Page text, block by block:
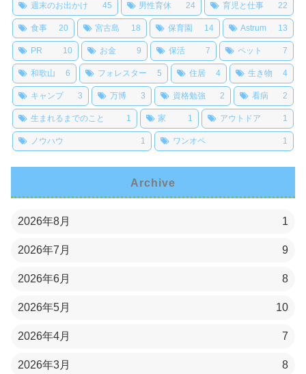
週末のお出かけ 45 男性育休 24 育児と仕事 22
食事 20 宮古島 18 保育園 14 Astrum 13
PR 10 お金 9 保活 7 ペット 7
和歌山 6 フォレスター 5 住居 4 生き物 4
キャンプ 3 万博 3 資格勉強 2 看病 2
生まれるまでのこと 1 家 1 アウトドア 1
ノウハウ 1 ワンオペ 1
Archive
2026年8月 1
2026年7月 9
2026年6月 8
2026年5月 10
2026年4月 7
2026年3月 8